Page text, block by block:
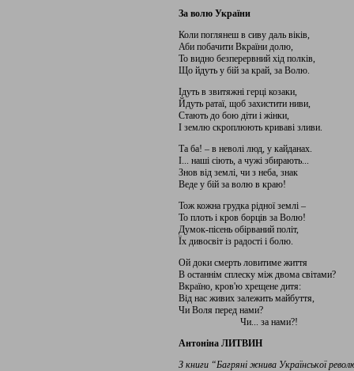
За волю України
Коли поглянеш в сиву даль віків,
Аби побачити Вкраїни долю,
То видно безперервний хід полків,
Що йдуть у бій за край, за Волю.
Ідуть в звитяжні герці козаки,
Йдуть ратаї, щоб захистити ниви,
Стають до бою діти і жінки,
І землю скроплюють криваві зливи.
Та ба! – в неволі люд, у кайданах.
І... наші сіють, а чужі збирають...
Знов від землі, чи з неба, знак
Веде у бій за волю в краю!
Тож кожна грудка рідної землі –
То плоть і кров борців за Волю!
Думок-пісень обірваний політ,
Їх дивосвіт із радості і болю.
Ой доки смерть ловитиме життя
В останнім сплеску між двома світами?
Вкраїно, кров'ю хрещене дитя:
Від нас живих залежить майбуття,
Чи Воля перед нами?
Чи... за нами?!
Антоніна ЛИТВИН
З книги “Багряні жнива Української